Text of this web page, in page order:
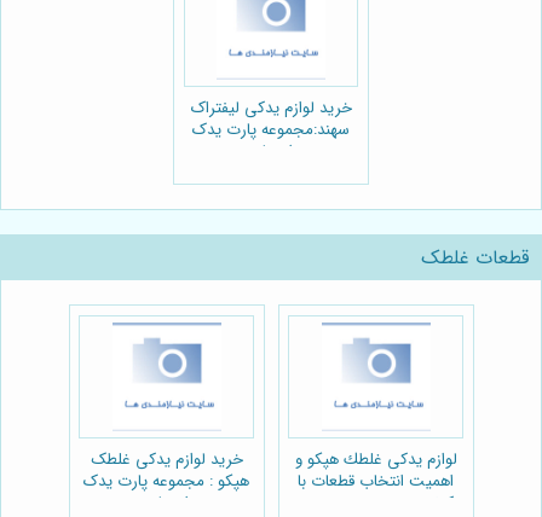
خرید لوازم یدکی لیفتراک
سهند:مجموعه پارت یدک
راهسازی
قطعات غلطک
لوازم يدكى غلطك هپكو و
اهمیت انتخاب قطعات با
کیفیت:مجموعه سرویس
خرید لوازم یدکی غلطک
هپکو : مجموعه پارت یدک
راهسازی